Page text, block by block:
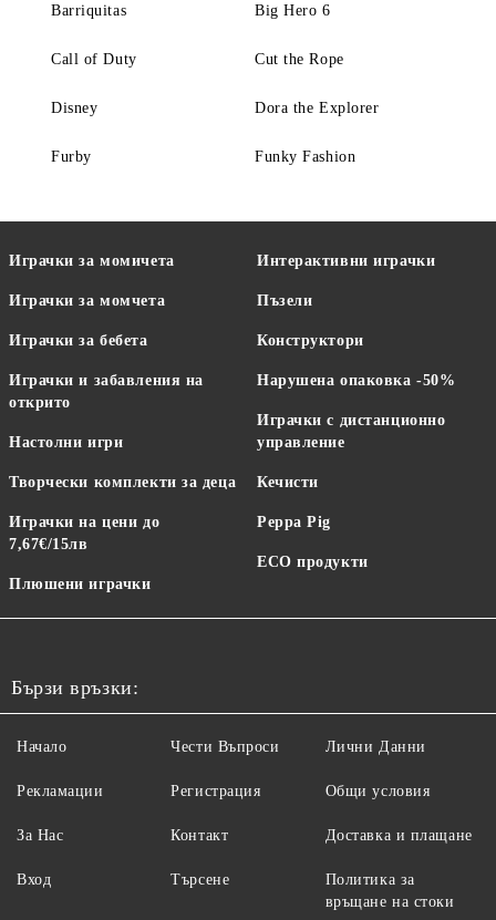
Barriquitas Big Hero 6
Call of Duty Cut the Rope
Disney Dora the Explorer
Furby Funky Fashion
Играчки за момичета
Играчки за момчета
Играчки за бебета
Играчки и забавления на
открито
Настолни игри
Творчески комплекти за деца
Играчки на цени до
7,67€/15лв
Плюшени играчки
Интерактивни играчки
Пъзели
Конструктори
Нарушена опаковка -50%
Играчки с дистанционно
управление
Кечисти
Peppa Pig
ECO продукти
Бързи връзки:
Начало
Рекламации
За Нас
Вход
Чести Въпроси
Регистрация
Контакт
Търсене
Лични Данни
Общи условия
Доставка и плащане
Политика за
връщане на стоки